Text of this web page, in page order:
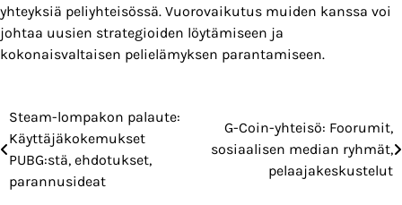
yhteyksiä peliyhteisössä. Vuorovaikutus muiden kanssa voi
johtaa uusien strategioiden löytämiseen ja
kokonaisvaltaisen pelielämyksen parantamiseen.
Post
navigation
Steam-lompakon palaute:
Käyttäjäkokemukset
PUBG:stä, ehdotukset,
parannusideat
G-Coin-yhteisö: Foorumit,
sosiaalisen median ryhmät,
pelaajakeskustelut